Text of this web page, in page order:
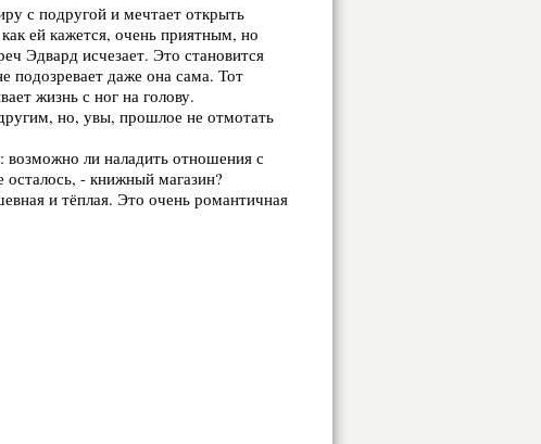
с подругой и мечтает открыть
ей кажется, очень приятным, но
Эдвард исчезает. Это становится
даже она сама. Тот
жизнь с ног на голову.
но, увы, прошлое не отмотать
ли наладить отношения с
- книжный магазин?
и тёплая. Это очень романтичная